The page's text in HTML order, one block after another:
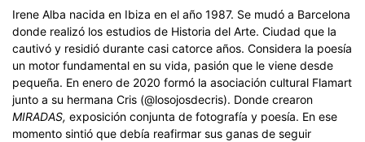
Irene Alba nacida en Ibiza en el año 1987. Se mudó a Barcelona
donde realizó los estudios de Historia del Arte. Ciudad que la
cautivó y residió durante casi catorce años. Considera la poesía
un motor fundamental en su vida, pasión que le viene desde
pequeña. En enero de 2020 formó la asociación cultural Flamart
junto a su hermana Cris (@losojosdecris). Donde crearon
MIRADAS, exposición conjunta de fotografía y poesía. En ese
momento sintió que debía reafirmar sus ganas de seguir